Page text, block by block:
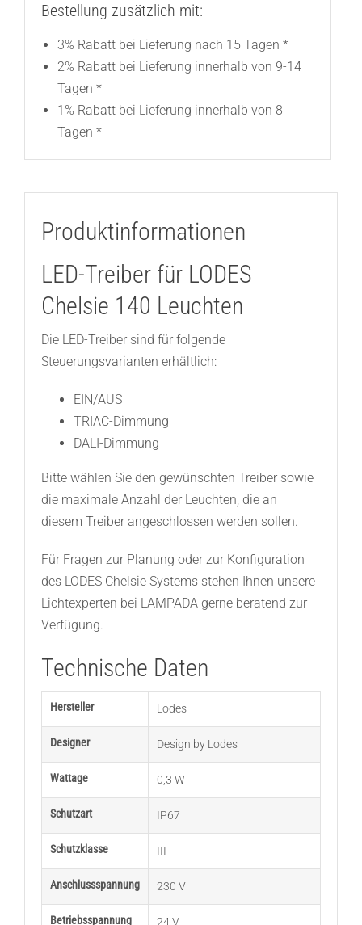
Bestellung zusätzlich mit:
3% Rabatt bei Lieferung nach 15 Tagen *
2% Rabatt bei Lieferung innerhalb von 9-14
Tagen *
1% Rabatt bei Lieferung innerhalb von 8
Tagen *
Produktinformationen
LED-Treiber für LODES
Chelsie 140 Leuchten
Die LED-Treiber sind für folgende
Steuerungsvarianten erhältlich:
EIN/AUS
TRIAC-Dimmung
DALI-Dimmung
Bitte wählen Sie den gewünschten Treiber sowie
die maximale Anzahl der Leuchten, die an
diesem Treiber angeschlossen werden sollen.
Für Fragen zur Planung oder zur Konfiguration
des LODES Chelsie Systems stehen Ihnen unsere
Lichtexperten bei LAMPADA gerne beratend zur
Verfügung.
Technische Daten
Hersteller Lodes
Designer Design by Lodes
Wattage 0,3 W
Schutzart IP67
Schutzklasse III
Anschlussspannung 230 V
Betriebsspannung 24 V